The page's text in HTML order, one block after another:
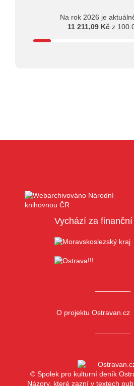
Na rok 2026 je
11 211,09 Kč z
Vychází za
O projektu Ostravan.cz
© Spolek pro kulturní deník
Názory, které zazní v textech